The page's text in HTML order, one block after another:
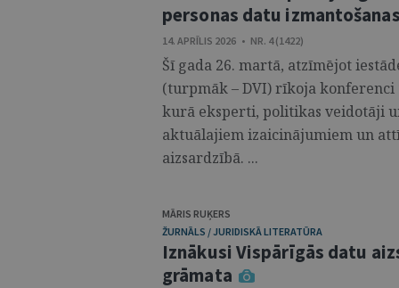
personas datu
14. APRĪLIS 2026 • NR. 4 (1422)
Šī gada 26. martā, atzīmējot
(turpmāk – DVI) rīkoja konferenci
kurā eksperti, politikas veidotāji
aktuālajiem izaicinājumiem un
aizsardzībā. ...
MĀRIS RUĶERS
ŽURNĀLS / JURIDISKĀ LITERATŪRA
Iznākusi Vispārīgās datu
grāmata